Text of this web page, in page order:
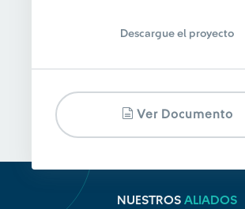
Descargue el proyecto
Ver Documento
NUESTROS ALIADOS